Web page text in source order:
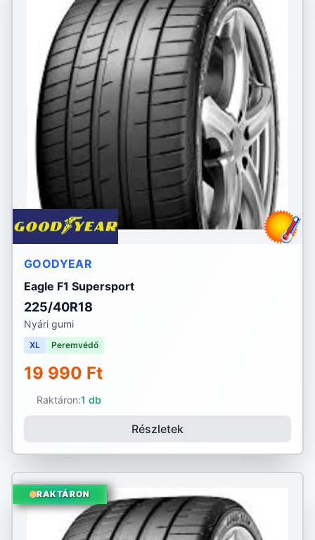
GOODYEAR
Eagle F1 Supersport
225/40R18
Nyári gumi
XL Peremvédő
19 990 Ft
Raktáron:1 db
Részletek
RAKTÁRON